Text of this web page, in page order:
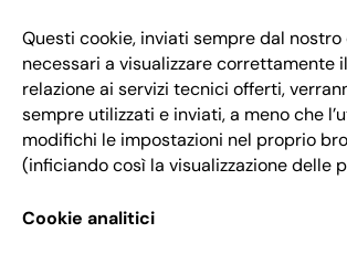
Questi cookie, inviati sempre dal nostro
necessari a visualizzare correttamente
relazione ai servizi tecnici offerti,
sempre utilizzati e inviati, a meno che
modifichi le impostazioni nel proprio
(inficiando così la visualizzazione delle
Cookie analitici